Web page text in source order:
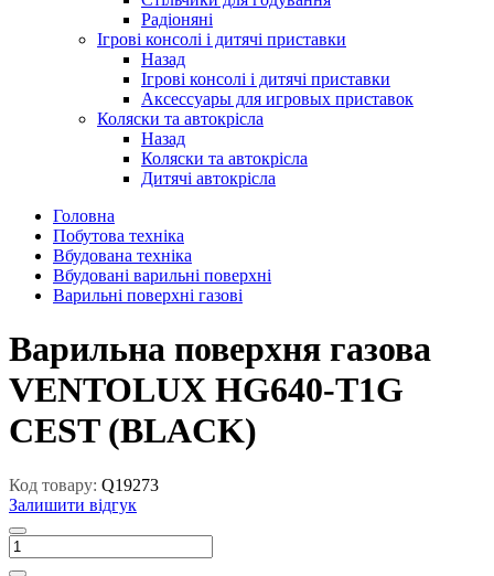
Радіоняні
Ігрові консолі і дитячі приставки
Назад
Ігрові консолі і дитячі приставки
Аксессуары для игровых приставок
Коляски та автокрісла
Назад
Коляски та автокрісла
Дитячі автокрісла
Головна
Побутова техніка
Вбудована техніка
Вбудовані варильні поверхні
Варильні поверхні газові
Варильна поверхня газова
VENTOLUX HG640-T1G
CEST (BLACK)
Код товару: Q19273
Залишити відгук